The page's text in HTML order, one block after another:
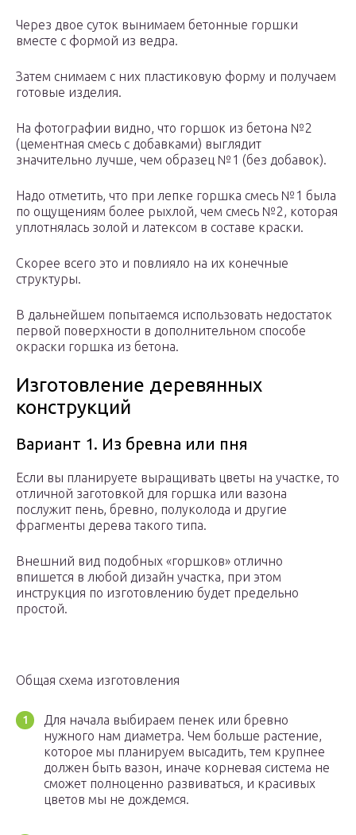
Через двое суток вынимаем бетонные горшки
вместе с формой из ведра.
Затем снимаем с них пластиковую форму и получаем
готовые изделия.
На фотографии видно, что горшок из бетона №2
(цементная смесь с добавками) выглядит
значительно лучше, чем образец №1 (без добавок).
Надо отметить, что при лепке горшка смесь №1 была
по ощущениям более рыхлой, чем смесь №2, которая
уплотнялась золой и латексом в составе краски.
Скорее всего это и повлияло на их конечные
структуры.
В дальнейшем попытаемся использовать недостаток
первой поверхности в дополнительном способе
окраски горшка из бетона.
Изготовление деревянных
конструкций
Вариант 1. Из бревна или пня
Если вы планируете выращивать цветы на участке, то
отличной заготовкой для горшка или вазона
послужит пень, бревно, полуколода и другие
фрагменты дерева такого типа.
Внешний вид подобных «горшков» отлично
впишется в любой дизайн участка, при этом
инструкция по изготовлению будет предельно
простой.
Общая схема изготовления
Для начала выбираем пенек или бревно
нужного нам диаметра. Чем больше растение,
которое мы планируем высадить, тем крупнее
должен быть вазон, иначе корневая система не
сможет полноценно развиваться, и красивых
цветов мы не дождемся.